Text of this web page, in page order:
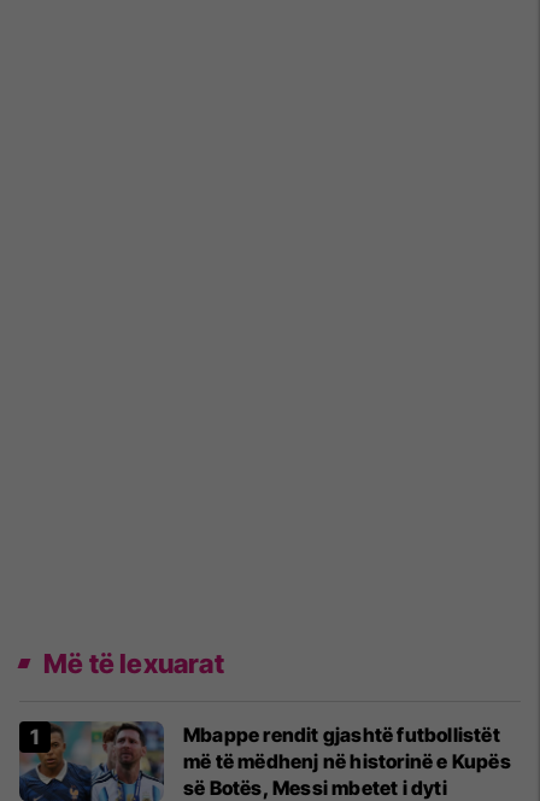
Më të lexuarat
Mbappe rendit gjashtë futbollistët
më të mëdhenj në historinë e Kupës
së Botës, Messi mbetet i dyti